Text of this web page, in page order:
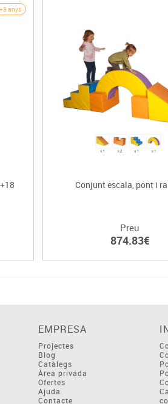
+3 anys
Conjunt escala, pont i
Preu
874.83€
EMPRESA
Projectes
Blog
Catàlegs
Àrea privada
Ofertes
Ajuda
Contacte